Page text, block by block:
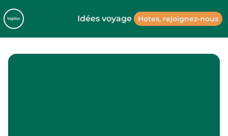
Idées voyage Hotes, rejoignez-nous